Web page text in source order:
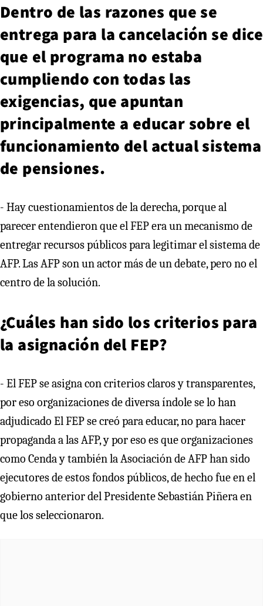
Dentro de las razones que se
entrega para la cancelación se dice
que el programa no estaba
cumpliendo con todas las
exigencias, que apuntan
principalmente a educar sobre el
funcionamiento del actual sistema
de pensiones.
- Hay cuestionamientos de la derecha, porque al
parecer entendieron que el FEP era un mecanismo de
entregar recursos públicos para legitimar el sistema de
AFP. Las AFP son un actor más de un debate, pero no el
centro de la solución.
¿Cuáles han sido los criterios para
la asignación del FEP?
- El FEP se asigna con criterios claros y transparentes,
por eso organizaciones de diversa índole se lo han
adjudicado El FEP se creó para educar, no para hacer
propaganda a las AFP, y por eso es que organizaciones
como Cenda y también la Asociación de AFP han sido
ejecutores de estos fondos públicos, de hecho fue en el
gobierno anterior del Presidente Sebastián Piñera en
que los seleccionaron.